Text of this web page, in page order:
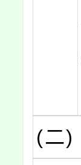
(二)